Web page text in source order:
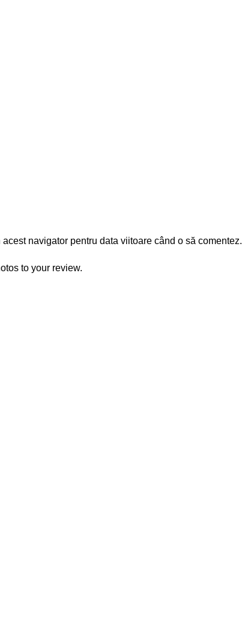
navigator pentru data viitoare când o să comentez.
to your review.